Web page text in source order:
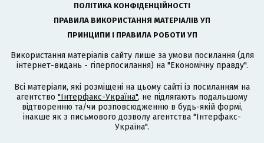
ПОЛІТИКА КОНФІДЕНЦІЙНОСТІ
ПРАВИЛА ВИКОРИСТАННЯ МАТЕРІАЛІВ УП
ПРИНЦИПИ І ПРАВИЛА РОБОТИ УП
Використання матеріалів сайту лише за умови посилання (для
інтернет-видань - гіперпосилання) на "Економічну правду".
Всі матеріали, які розміщені на цьому сайті із посиланням на
агентство "Інтерфакс-Україна", не підлягають подальшому
відтворенню та/чи розповсюдженню в будь-якій формі,
інакше як з письмового дозволу агентства "Інтерфакс-
Україна".